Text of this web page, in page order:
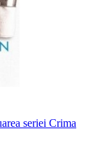
seriei Crima